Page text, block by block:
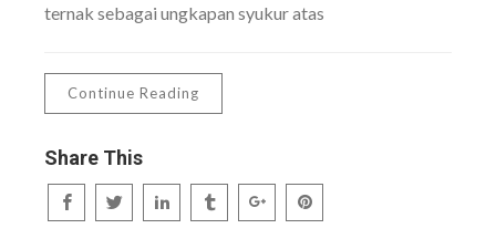
ternak sebagai ungkapan syukur atas
Continue Reading
Share This